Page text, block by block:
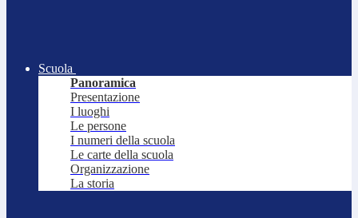
Scuola
Panoramica
Presentazione
I luoghi
Le persone
I numeri della scuola
Le carte della scuola
Organizzazione
La storia